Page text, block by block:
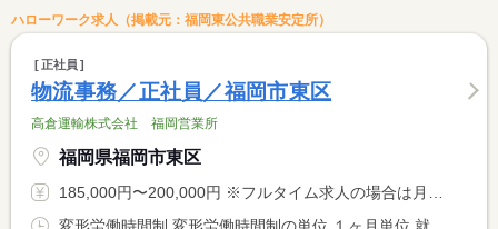
ハローワーク求人（掲載元：福岡東公共職業安定所）
正社員
物流事務／正社員／福岡市東区
高倉運輸株式会社 福岡営業所
福岡県福岡市東区
185,000円〜200,000円 ※フルタイム求人の場合は月額（換算額）、パート求人の場合は時間額を表示しています。